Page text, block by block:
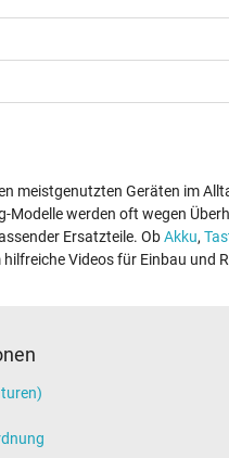
meistgenutzten Geräten im
werden oft wegen
Ersatzteile. ObAkku,
Videos für Einbau und